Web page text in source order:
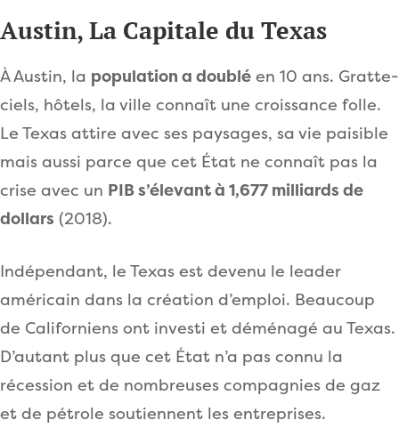
Austin, La Capitale du Texas
À Austin, la population a doublé en 10 ans. Gratte-
ciels, hôtels, la ville connaît une croissance folle.
Le Texas attire avec ses paysages, sa vie paisible
mais aussi parce que cet État ne connaît pas la
crise avec un PIB s’élevant à 1,677 milliards de
dollars (2018).
Indépendant, le Texas est devenu le leader
américain dans la création d’emploi. Beaucoup
de Californiens ont investi et déménagé au Texas.
D’autant plus que cet État n’a pas connu la
récession et de nombreuses compagnies de gaz
et de pétrole soutiennent les entreprises.